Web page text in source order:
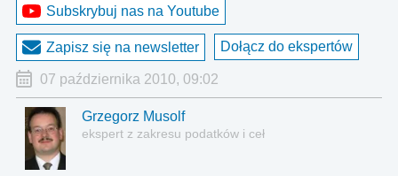
Subskrybuj nas na Youtube
Zapisz się na newsletter Dołącz do ekspertów
07 października 2010, 09:02
Grzegorz Musolf
ekspert z zakresu podatków i ceł